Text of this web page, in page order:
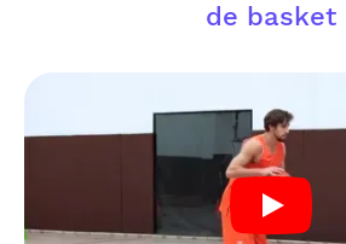
de basket